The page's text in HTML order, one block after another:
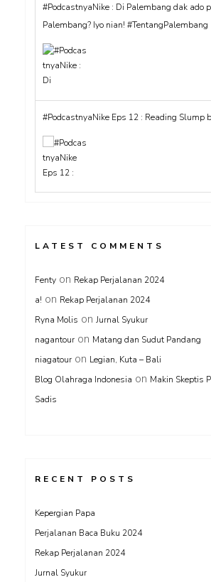
#PodcastnyaNike : Di Palembang dak ado
Palembang? Iyo nian! #TentangPalembang
#PodcastnyaNike Eps 12 : Reading Slump
LATEST COMMENTS
Fenty on Rekap Perjalanan 2024
a! on Rekap Perjalanan 2024
Ryna Molis on Jurnal Syukur
nagantour on Matang dan Sudut Pandang
niagatour on Legian, Kuta – Bali
Blog Olahraga Indonesia on Makin Skeptis
Sadis
RECENT POSTS
Kepergian Papa
Perjalanan Baca Buku 2024
Rekap Perjalanan 2024
Jurnal Syukur